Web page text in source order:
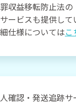
収益移転防止法
ービスも提供して
仕様についてはこ
確認・発送追跡サ